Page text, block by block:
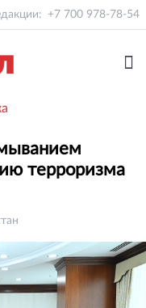
+7 700 978-78-54
терроризма